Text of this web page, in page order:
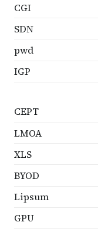
CGI
SDN
pwd
IGP
CEPT
LMOA
XLS
BYOD
Lipsum
GPU